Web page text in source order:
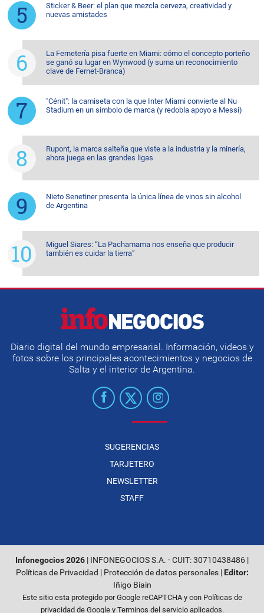
Sticker & Beer: el plan que mezcla cerveza, creatividad y
nuevas amistades
La Fernetería pisa fuerte en Miami: cómo el concepto porteño
se ganó su lugar en Wynwood (y suma un reconocimiento
clave de Fernet-Branca)
"Cénit": la camiseta con la que Inter Miami convierte al Nu
Stadium en un símbolo de marca (y redobla apoyo a Messi)
Rupont, la marca salteña que viste a la industria y la minería,
ahora juega en las grandes ligas
Nieto Senetiner presenta la única línea de vinos sin alcohol
de Argentina
Miguel Siares: “La Pachamama nos enseña que producir
también es cuidar la tierra”
Diario digital del mundo empresarial. Información, videos y
fotos sobre los principales acontecimientos y negocios de
Salta y el interior de Argentina.
SUGERENCIAS
TARJETERO
NEWSLETTER
STAFF
Infonegocios 2026 | INFONEGOCIOS S.A. · CUIT: 30710438486 |
Políticas de Privacidad | Protección de datos personales| Editor:
Iñigo Biain
Este sitio esta protegido por Google reCAPTCHA y con Políticas de
privacidad de Googley Terminos del servicioaplicados.